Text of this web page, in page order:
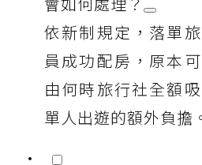
依新制規定，落單
員成功配房，原本
由何時旅行社全額
單人出遊的額外負擔